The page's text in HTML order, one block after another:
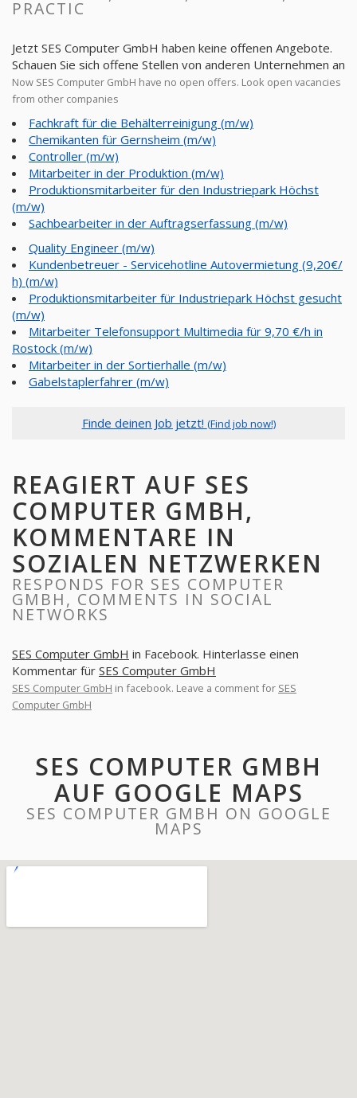
PRACTIC
Jetzt SES Computer GmbH haben keine offenen Angebote.
Schauen Sie sich offene Stellen von anderen Unternehmen an
Now SES Computer GmbH have no open offers. Look open vacancies
from other companies
Fachkraft für die Behälterreinigung (m/w)
Chemikanten für Gernsheim (m/w)
Controller (m/w)
Mitarbeiter in der Produktion (m/w)
Produktionsmitarbeiter für den Industriepark Höchst
(m/w)
Sachbearbeiter in der Auftragserfassung (m/w)
Quality Engineer (m/w)
Kundenbetreuer - Servicehotline Autovermietung (9,20€/
h) (m/w)
Produktionsmitarbeiter für Industriepark Höchst gesucht
(m/w)
Mitarbeiter Telefonsupport Multimedia für 9,70 €/h in
Rostock (m/w)
Mitarbeiter in der Sortierhalle (m/w)
Gabelstaplerfahrer (m/w)
Finde deinen Job jetzt! (Find job now!)
REAGIERT AUF SES
COMPUTER GMBH,
KOMMENTARE IN
SOZIALEN NETZWERKEN
RESPONDS FOR SES COMPUTER
GMBH, COMMENTS IN SOCIAL
NETWORKS
SES Computer GmbH in Facebook. Hinterlasse einen
Kommentar für SES Computer GmbH
SES Computer GmbH in facebook. Leave a comment for SES
Computer GmbH
SES COMPUTER GMBH
AUF GOOGLE MAPS
SES COMPUTER GMBH ON GOOGLE
MAPS